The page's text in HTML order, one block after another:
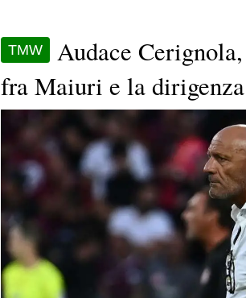
TMW
Audace
fra Maiuri e la